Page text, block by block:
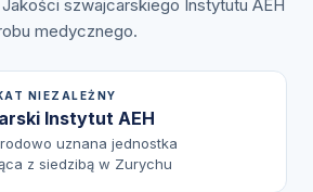
szwajcarskiego Instytutu AEH
medycznego.
NIEZALEŻNY
Instytut AEH
uznana jednostka
z siedzibą w Zurychu